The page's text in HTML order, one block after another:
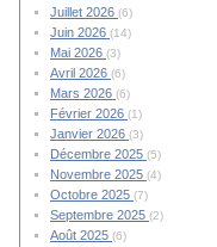
Juillet 2026 (6)
Juin 2026 (14)
Mai 2026 (3)
Avril 2026 (6)
Mars 2026 (6)
Février 2026 (1)
Janvier 2026 (3)
Décembre 2025 (5)
Novembre 2025 (4)
Octobre 2025 (7)
Septembre 2025 (2)
Août 2025 (6)